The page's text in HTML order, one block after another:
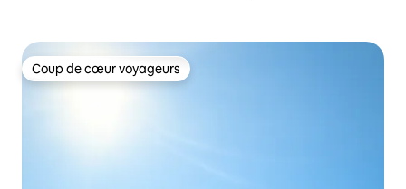
Coup de cœur voyageurs
Coup de cœur voyageurs